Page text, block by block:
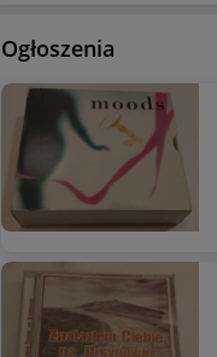
Ogłoszenia